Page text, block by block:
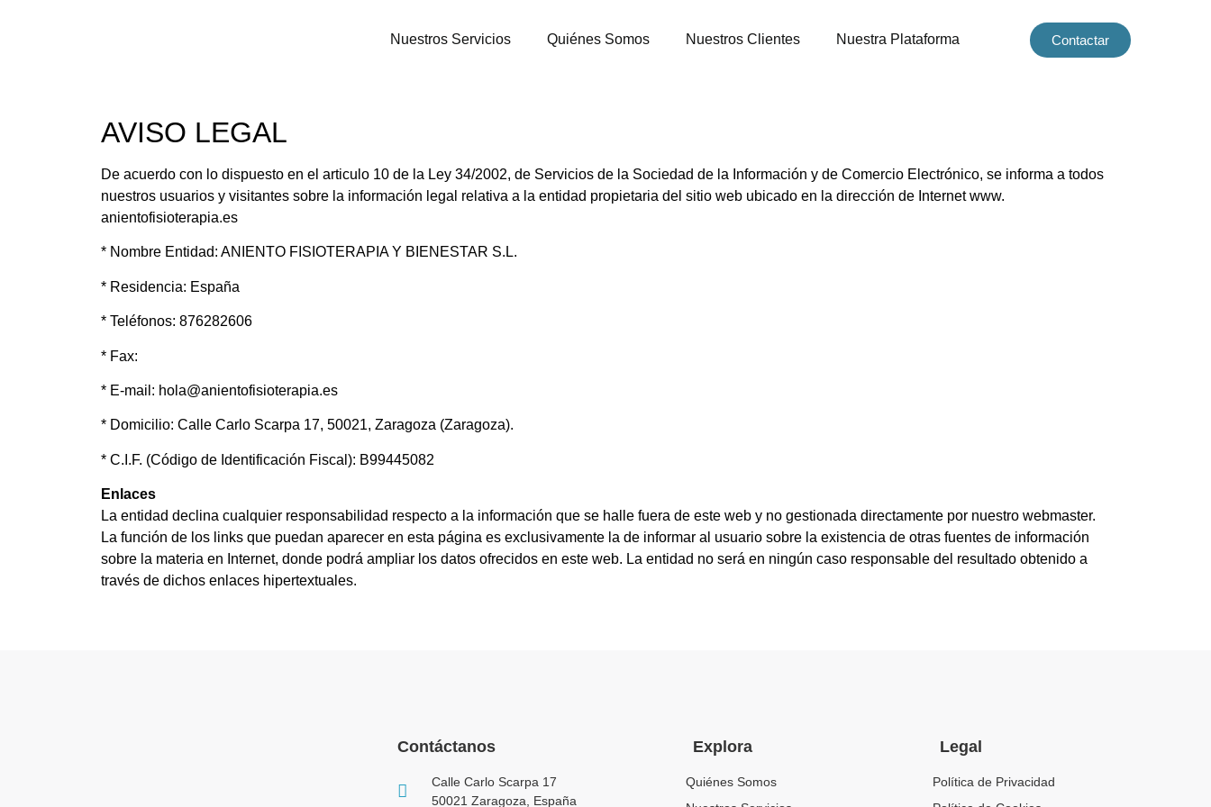
Nuestros Servicios Quiénes Somos Nuestros Clientes Nuestra Plataforma Contactar
AVISO LEGAL
De acuerdo con lo dispuesto en el articulo 10 de la Ley 34/2002, de Servicios de la Sociedad de la Información y de Comercio Electrónico, se informa a todos
nuestros usuarios y visitantes sobre la información legal relativa a la entidad propietaria del sitio web ubicado en la dirección de Internet www.
anientofisioterapia.es
* Nombre Entidad: ANIENTO FISIOTERAPIA Y BIENESTAR S.L.
* Residencia: España
* Teléfonos: 876282606
* Fax:
* E-mail: hola@anientofisioterapia.es
* Domicilio: Calle Carlo Scarpa 17, 50021, Zaragoza (Zaragoza).
* C.I.F. (Código de Identificación Fiscal): B99445082
Enlaces
La entidad declina cualquier responsabilidad respecto a la información que se halle fuera de este web y no gestionada directamente por nuestro webmaster.
La función de los links que puedan aparecer en esta página es exclusivamente la de informar al usuario sobre la existencia de otras fuentes de información
sobre la materia en Internet, donde podrá ampliar los datos ofrecidos en este web. La entidad no será en ningún caso responsable del resultado obtenido a
través de dichos enlaces hipertextuales.
Contáctanos
Calle Carlo Scarpa 17
50021 Zaragoza, España
Explora
Quiénes Somos
Legal
Política de Privacidad